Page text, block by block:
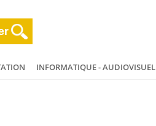
INFORMATIQUE - AUDIOVISUEL